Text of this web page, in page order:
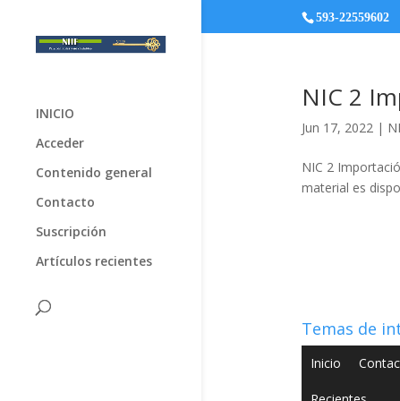
593-22559602
INICIO
Acceder
Contenido general
Contacto
Suscripción
Artículos recientes
NIC 2
Jun 17, 2022|
NIC 2
material es
Temas de
Inicio